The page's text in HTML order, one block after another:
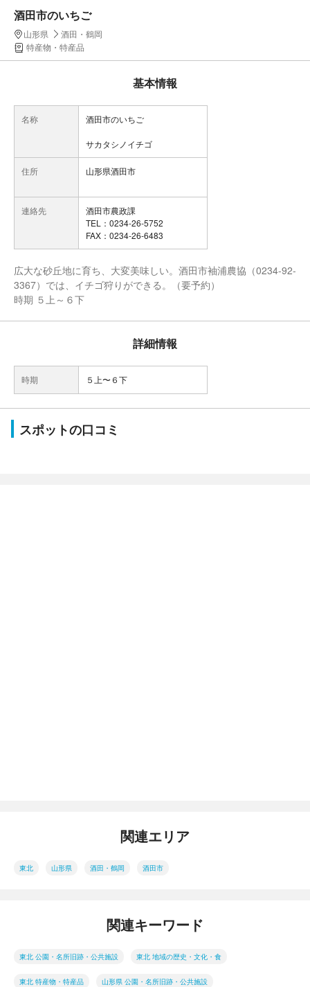
酒田市のいちご
山形県
酒田・鶴岡
特産物・特産品
基本情報
名称 酒田市のいちご
サカタシノイチゴ
住所 山形県酒田市
連絡先
酒田市農政課
TEL：0234-26-5752
FAX：0234-26-6483
広大な砂丘地に育ち、大変美味しい。酒田市袖浦農協（0234-92-
3367）では、イチゴ狩りができる。（要予約）
時期 ５上～６下
詳細情報
時期 ５上〜６下
スポットの口コミ
関連エリア
東北 山形県 酒田・鶴岡 酒田市
関連キーワード
東北 公園・名所旧跡・公共施設 東北 地域の歴史・文化・食
東北 特産物・特産品 山形県 公園・名所旧跡・公共施設